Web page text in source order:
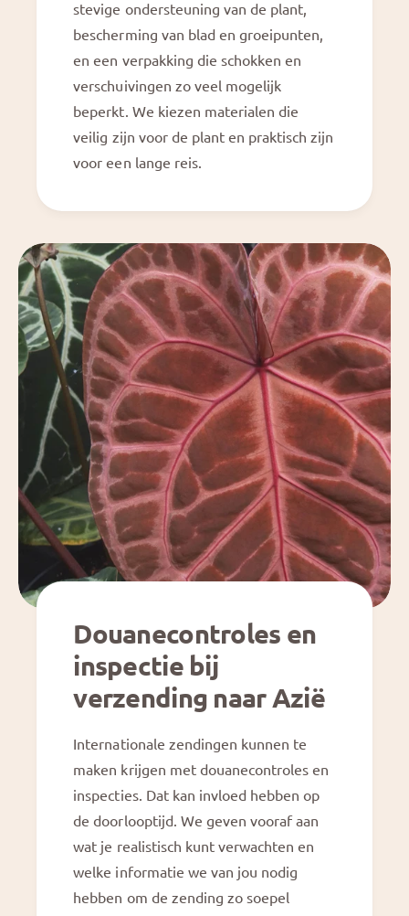
e
l
l
e
®
c
h
l
l
e
®
stevige ondersteuning van de plant,
bescherming van blad en groeipunten,
en een verpakking die schokken en
verschuivingen zo veel mogelijk
beperkt. We kiezen materialen die
veilig zijn voor de plant en praktisch zijn
voor een lange reis.
Douanecontroles en
inspectie bij
verzending naar Azië
Internationale zendingen kunnen te
maken krijgen met douanecontroles en
inspecties. Dat kan invloed hebben op
de doorlooptijd. We geven vooraf aan
wat je realistisch kunt verwachten en
welke informatie we van jou nodig
hebben om de zending zo soepel